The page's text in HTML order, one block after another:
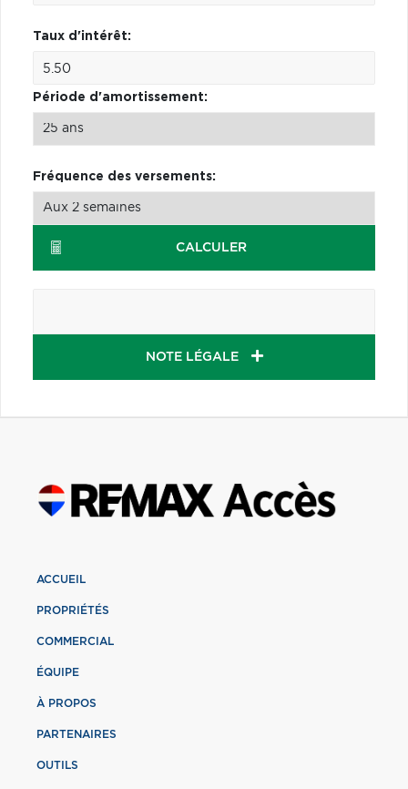
Taux d'intérêt:
Période d'amortissement:
Fréquence des versements:
CALCULER
NOTE LÉGALE
ACCUEIL
PROPRIÉTÉS
COMMERCIAL
ÉQUIPE
À PROPOS
PARTENAIRES
OUTILS